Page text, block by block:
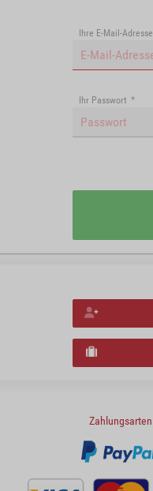
Ihre E-Mail-Adresse
Ihr Passwort *
Zahlungsarten